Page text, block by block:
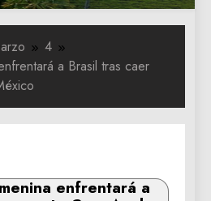
4
a Brasil tras caer
enfrentará a